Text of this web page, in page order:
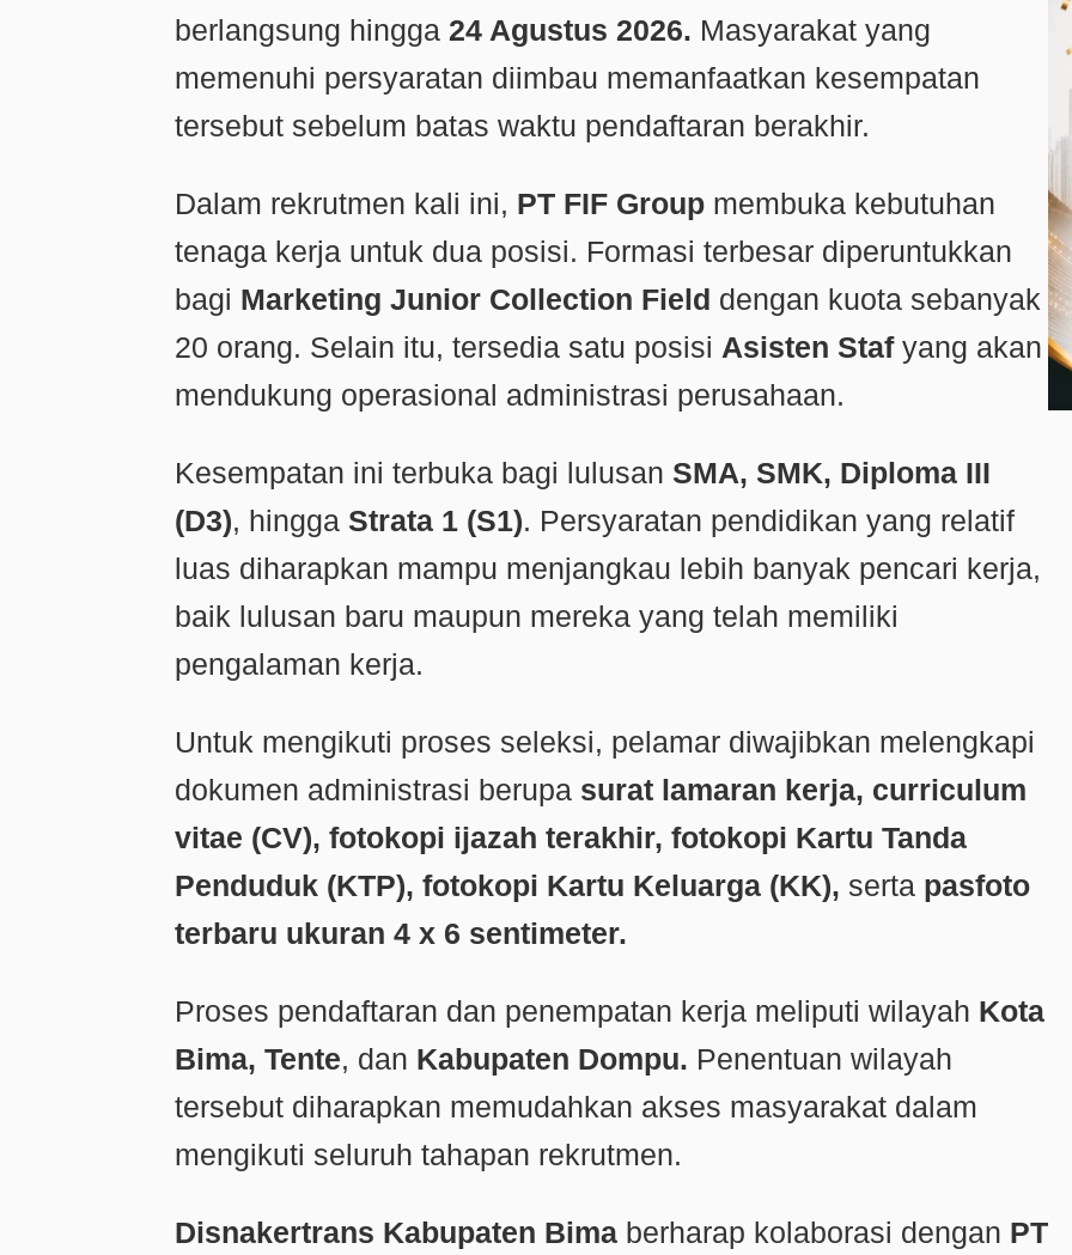
berlangsung hingga 24 Agustus 2026. Masyarakat yang
memenuhi persyaratan diimbau memanfaatkan kesempatan
tersebut sebelum batas waktu pendaftaran berakhir.
Dalam rekrutmen kali ini, PT FIF Group membuka kebutuhan
tenaga kerja untuk dua posisi. Formasi terbesar diperuntukkan
bagi Marketing Junior Collection Field dengan kuota sebanyak
20 orang. Selain itu, tersedia satu posisi Asisten Stafyang akan
mendukung operasional administrasi perusahaan.
Kesempatan ini terbuka bagi lulusan SMA, SMK, Diploma III
(D3), hingga Strata 1 (S1). Persyaratan pendidikan yang relatif
luas diharapkan mampu menjangkau lebih banyak pencari kerja,
baik lulusan baru maupun mereka yang telah memiliki
pengalaman kerja.
Untuk mengikuti proses seleksi, pelamar diwajibkan melengkapi
dokumen administrasi berupa surat lamaran kerja, curriculum
vitae (CV), fotokopi ijazah terakhir, fotokopi Kartu Tanda
Penduduk (KTP), fotokopi Kartu Keluarga (KK), serta pasfoto
terbaru ukuran 4 x 6 sentimeter.
Proses pendaftaran dan penempatan kerja meliputi wilayah Kota
Bima, Tente, dan Kabupaten Dompu. Penentuan wilayah
tersebut diharapkan memudahkan akses masyarakat dalam
mengikuti seluruh tahapan rekrutmen.
Disnakertrans Kabupaten Bima berharap kolaborasi dengan PT